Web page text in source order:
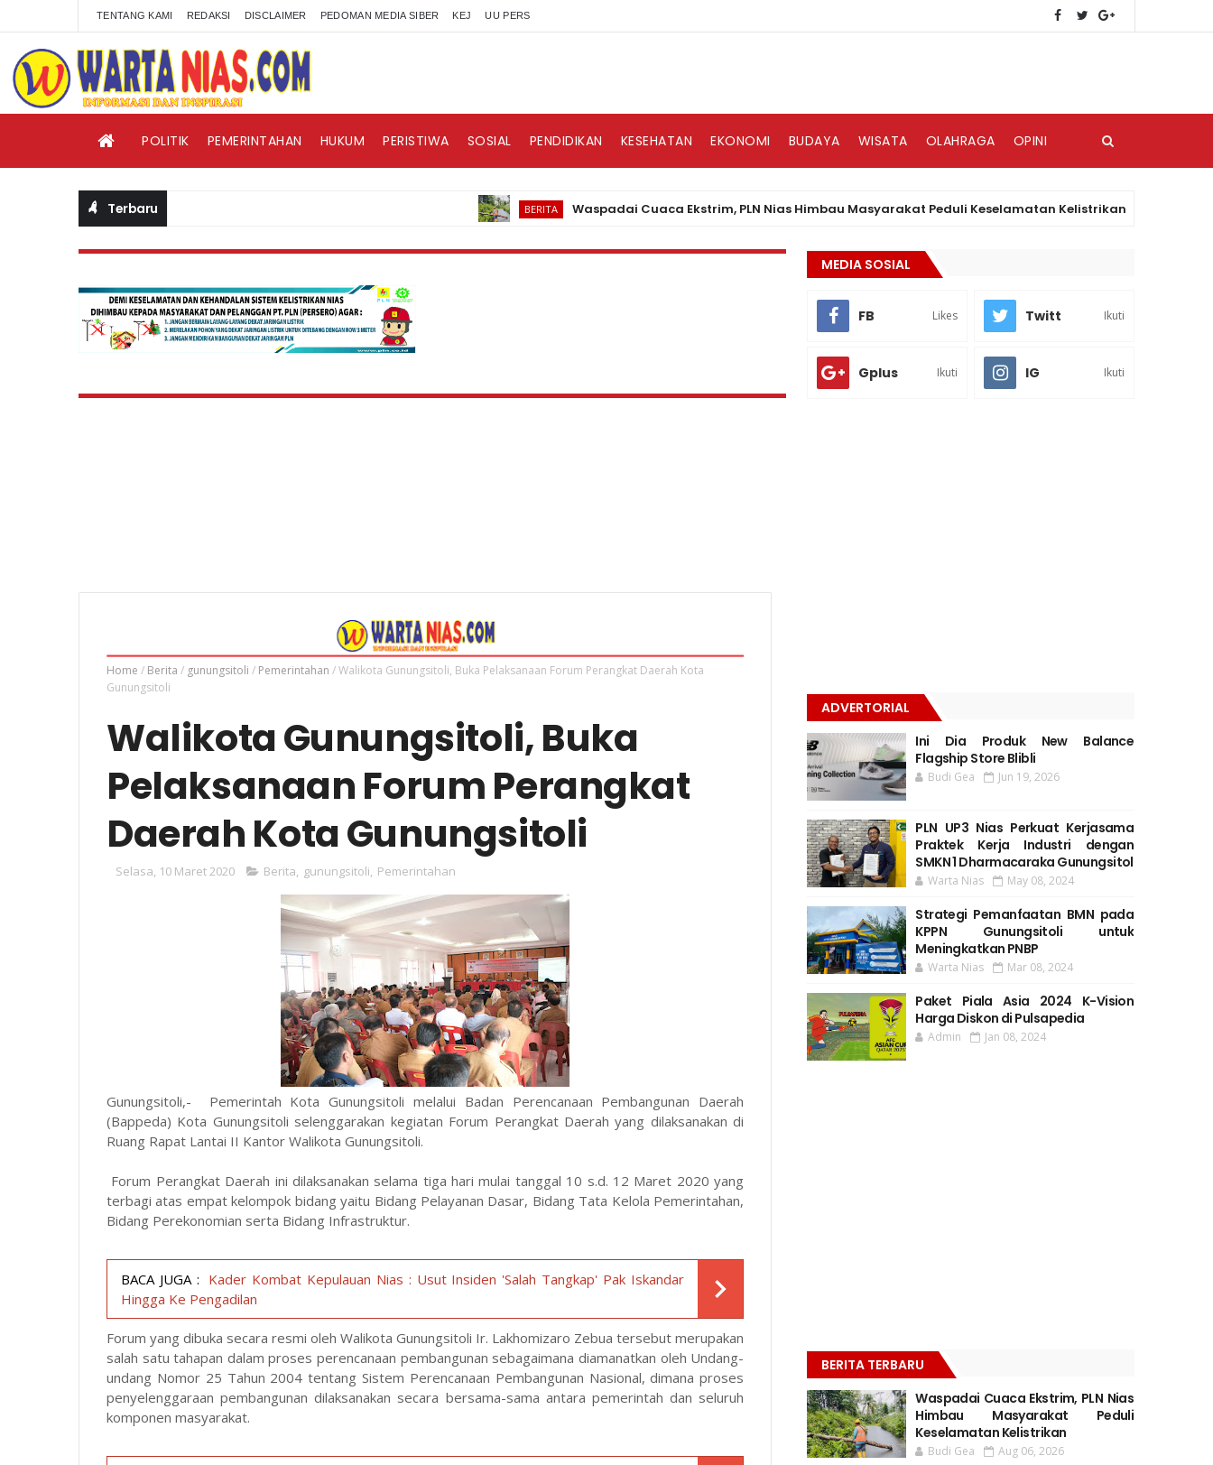
TENTANG KAMI REDAKSI DISCLAIMER PEDOMAN MEDIA SIBER KEJ UU PERS
POLITIK PEMERINTAHAN HUKUM PERISTIWA SOSIAL PENDIDIKAN KESEHATAN EKONOMI BUDAYA WISATA OLAHRAGA OPINI
Terbaru BERITA Waspadai Cuaca Ekstrim, PLN Nias Himbau Masyarakat Peduli Keselamatan Kelistrikan
Home / Berita / gunungsitoli / Pemerintahan /Walikota Gunungsitoli, Buka Pelaksanaan Forum Perangkat Daerah Kota
Gunungsitoli
Walikota Gunungsitoli, Buka
Pelaksanaan Forum Perangkat
Daerah Kota Gunungsitoli
Selasa, 10 Maret 2020 Berita gunungsitoli Pemerintahan
Gunungsitoli,- Pemerintah Kota Gunungsitoli melalui Badan Perencanaan Pembangunan Daerah
(Bappeda) Kota Gunungsitoli selenggarakan kegiatan Forum Perangkat Daerah yang dilaksanakan di
Ruang Rapat Lantai II Kantor Walikota Gunungsitoli.
Forum Perangkat Daerah ini dilaksanakan selama tiga hari mulai tanggal 10 s.d. 12 Maret 2020 yang
terbagi atas empat kelompok bidang yaitu Bidang Pelayanan Dasar, Bidang Tata Kelola Pemerintahan,
Bidang Perekonomian serta Bidang Infrastruktur.
BACA JUGA : Kader Kombat Kepulauan Nias : Usut Insiden 'Salah Tangkap' Pak Iskandar
Hingga Ke Pengadilan
Forum yang dibuka secara resmi oleh Walikota Gunungsitoli Ir. Lakhomizaro Zebua tersebut merupakan
salah satu tahapan dalam proses perencanaan pembangunan sebagaimana diamanatkan oleh Undang-
undang Nomor 25 Tahun 2004 tentang Sistem Perencanaan Pembangunan Nasional, dimana proses
penyelenggaraan pembangunan dilaksanakan secara bersama-sama antara pemerintah dan seluruh
komponen masyarakat.
MEDIA SOSIAL
FB Likes Twitt Ikuti
Gplus Ikuti IG Ikuti
ADVERTORIAL
Ini Dia Produk New Balance
Flagship Store Blibli
Budi Gea Jun 19, 2026
PLN UP3 Nias Perkuat Kerjasama
Praktek Kerja Industri dengan
SMKN 1 Dharmacaraka Gunungsitol
Warta Nias May 08, 2024
Strategi Pemanfaatan BMN pada
KPPN Gunungsitoli untuk
Meningkatkan PNBP
Warta Nias Mar 08, 2024
Paket Piala Asia 2024 K-Vision
Harga Diskon di Pulsapedia
Admin Jan 08, 2024
BERITA TERBARU
Waspadai Cuaca Ekstrim, PLN Nias
Himbau Masyarakat Peduli
Keselamatan Kelistrikan
Budi Gea Aug 06, 2026